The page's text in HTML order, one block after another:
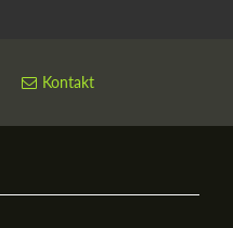
Kontakt